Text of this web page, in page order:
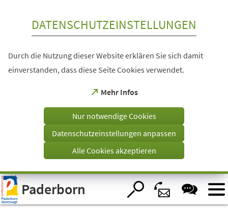
Visuelle
Assistenzsoftware
öffnen.
DATENSCHUTZEINSTELLUNGEN
Durch die Nutzung dieser Website erklären Sie sich damit
einverstanden, dass diese Seite Cookies verwendet.
Mehr Infos
(Öffnet
einem
Tab)
Nur notwendige Cookies
Datenschutzeinstellungen anpassen
Alle Cookies akzeptieren
Paderborn